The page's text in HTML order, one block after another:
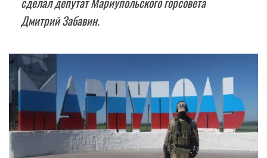
Дмитрий Забавин.